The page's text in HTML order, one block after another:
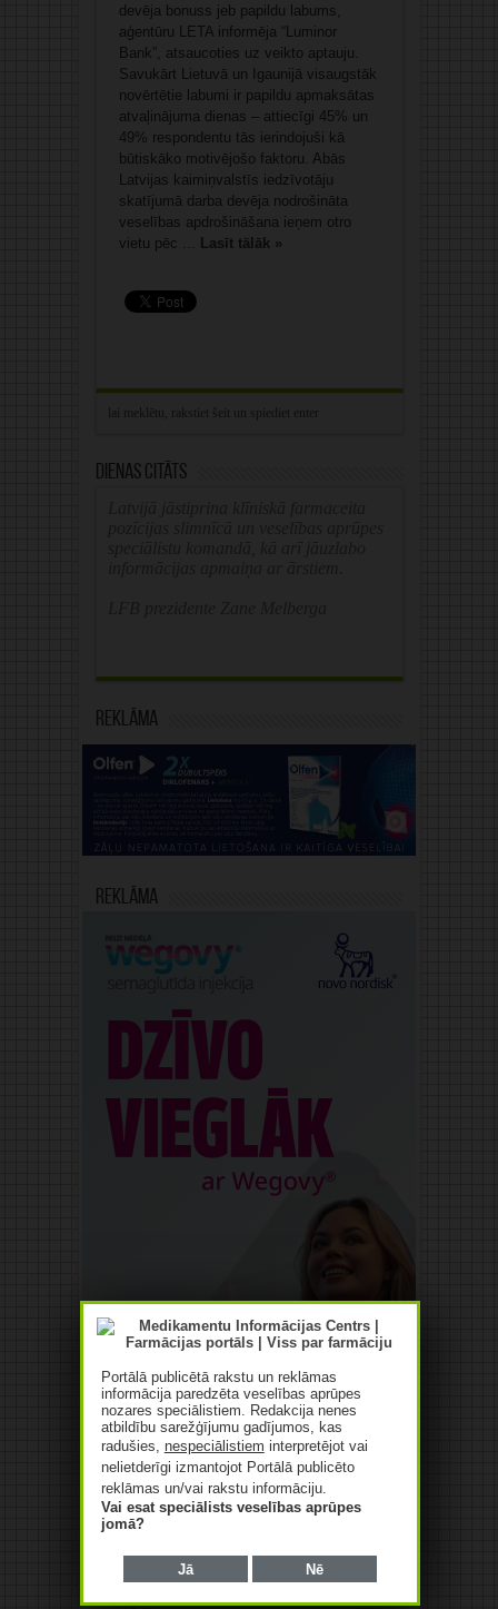
devēja bonuss jeb papildu labums,
aģentūru LETA informēja “Luminor
Bank”, atsaucoties uz veikto aptauju.
Savukārt Lietuvā un Igaunijā visaugstāk
novērtētie labumi ir papildu apmaksātas
atvaļinājuma dienas – attiecīgi 45% un
49% respondentu tās ierindojuši kā
būtiskāko motivējošo faktoru. Abās
Latvijas kaimiņvalstīs iedzīvotāju
skatījumā darba devēja nodrošināta
veselības apdrošināšana ieņem otro
vietu pēc ... Lasīt tālāk »
Dienas citāts
Reklāma
Reklāma
Portālā publicētā rakstu un reklāmas
informācija paredzēta veselības aprūpes
nozares speciālistiem. Redakcija nenes
atbildību sarežģījumu gadījumos, kas
radušies, nespeciālistiem interpretējot vai
nelietderīgi izmantojot Portālā publicēto
reklāmas un/vai rakstu informāciju.
Vai esat speciālists veselības aprūpes
jomā?
Jā Nē